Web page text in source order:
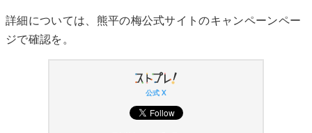
詳細については、熊平の梅公式サイトのキャンペーンペー
ジで確認を。
公式 X